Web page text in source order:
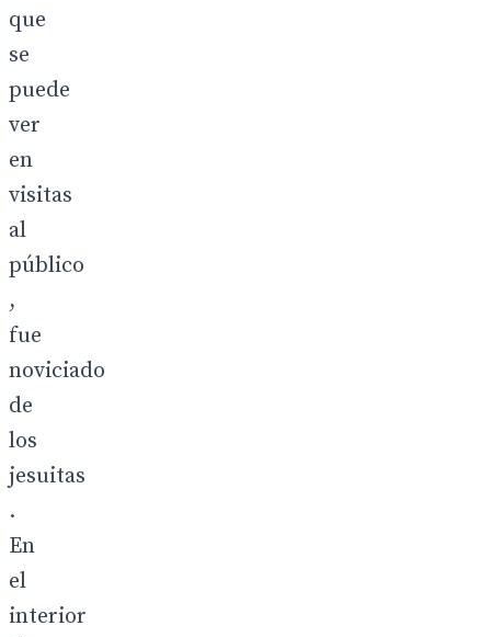
que
se
puede
ver
en
visitas
al
público
,
fue
noviciado
de
los
jesuitas
.
En
el
interior